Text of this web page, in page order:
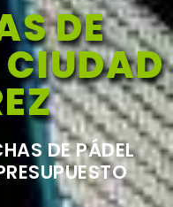
DE
CIUDAD
DE PÁDEL